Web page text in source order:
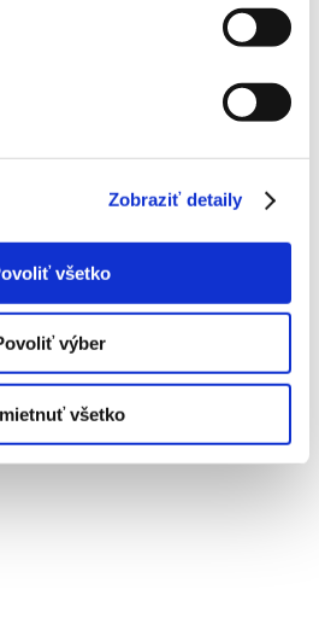
Zobraziť detaily
všetko
výber
všetko